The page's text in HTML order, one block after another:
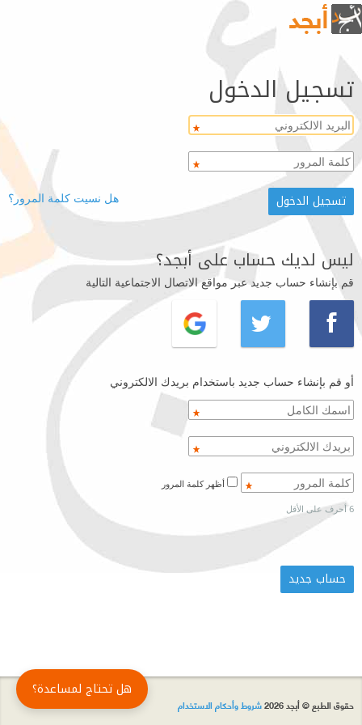
تسجيل الدخول
هل نسيت كلمة المرور؟
ليس لديك حساب على أبجد؟
قم بإنشاء حساب جديد عبر مواقع الاتصال الاجتماعية التالية
أو قم بإنشاء حساب جديد باستخدام بريدك الالكتروني
6 أحرف على الأقل
حقوق الطبع © أبجد 2026 شروط وأحكام الاستخدام
هل تحتاج لمساعدة؟